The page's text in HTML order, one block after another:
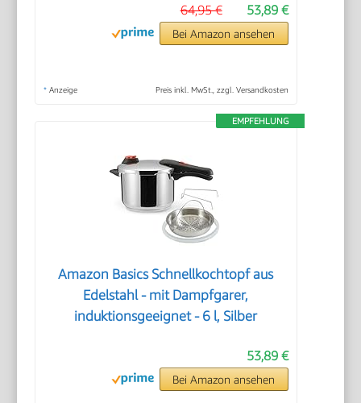
53,89 €
64,95 €
Bei Amazon ansehen
* Anzeige Preis inkl. MwSt., zzgl. Versandkosten
EMPFEHLUNG
Amazon Basics Schnellkochtopf aus
Edelstahl - mit Dampfgarer,
induktionsgeeignet - 6 l, Silber
53,89 €
Bei Amazon ansehen